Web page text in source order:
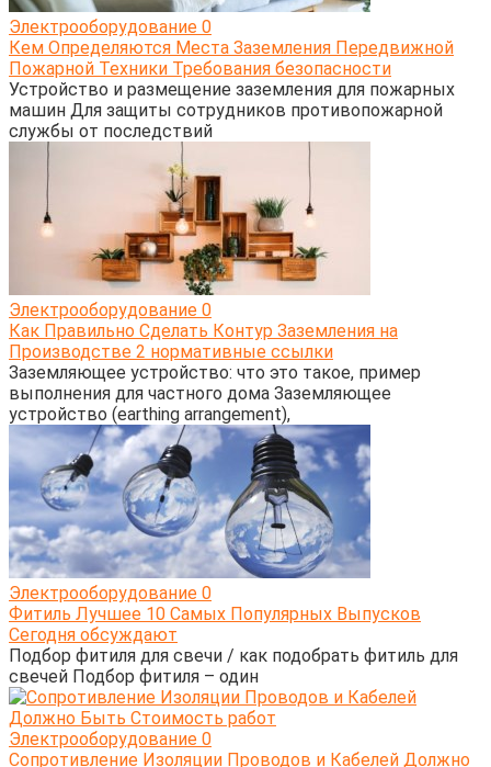
Электрооборудование 0
Кем Определяются Места Заземления Передвижной
Пожарной Техники Требования безопасности
Устройство и размещение заземления для пожарных
машин Для защиты сотрудников противопожарной
службы от последствий
Электрооборудование 0
Как Правильно Сделать Контур Заземления на
Производстве 2 нормативные ссылки
Заземляющее устройство: что это такое, пример
выполнения для частного дома Заземляющее
устройство (earthing arrangement),
Электрооборудование 0
Фитиль Лучшее 10 Самых Популярных Выпусков
Сегодня обсуждают
Подбор фитиля для свечи / как подобрать фитиль для
свечей Подбор фитиля – один
Электрооборудование 0
Сопротивление Изоляции Проводов и Кабелей Должно